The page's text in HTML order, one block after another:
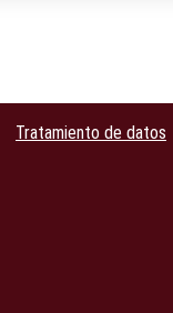
Tratamiento de datos